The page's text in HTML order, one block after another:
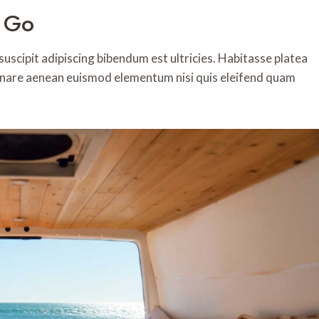
adipiscing bibendum est ultricies. Habitasse platea
aenean euismod elementum nisi quis eleifend quam